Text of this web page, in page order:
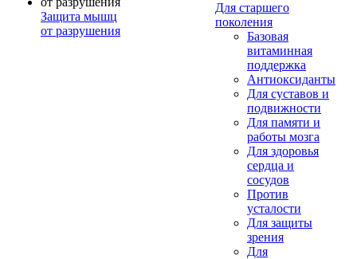
Защита мышц
от разрушения
Для старшего
поколения
Базовая
витаминная
поддержка
Антиоксиданты
Для суставов и
подвижности
Для памяти и
работы мозга
Для здоровья
сердца и
сосудов
Против
усталости
Для защиты
зрения
Для